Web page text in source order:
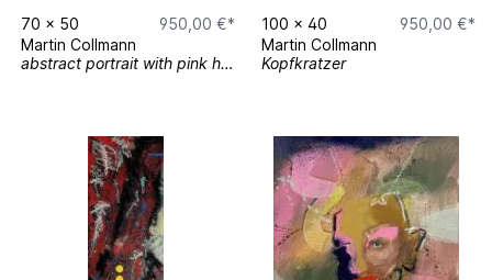
70 x 50
950,00 €*
Martin Collmann
abstract portrait with pink hair
100 x 40
950,00 €*
Martin Collmann
Kopfkratzer